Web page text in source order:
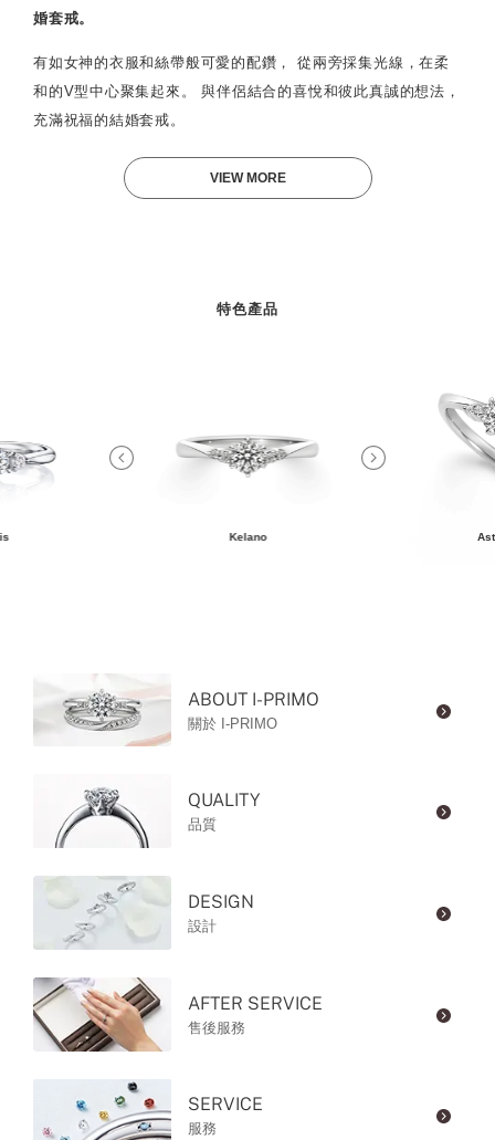
婚套戒。
有如女神的衣服和絲帶般可愛的配鑽， 從兩旁採集光線，在柔
和的V型中心聚集起來。 與伴侶結合的喜悅和彼此真誠的想法，
充滿祝福的結婚套戒。
VIEW MORE
特色產品
Kelano
ABOUT I-PRIMO
關於 I-PRIMO
QUALITY
品質
DESIGN
設計
AFTER SERVICE
售後服務
SERVICE
服務